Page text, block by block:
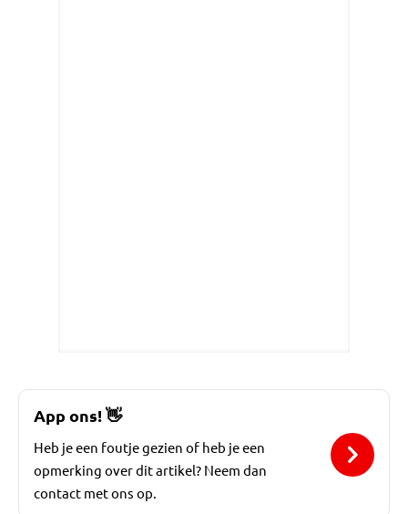
App ons!👋
Heb je een foutje gezien of heb je een
opmerking over dit artikel? Neem dan
contact met ons op.